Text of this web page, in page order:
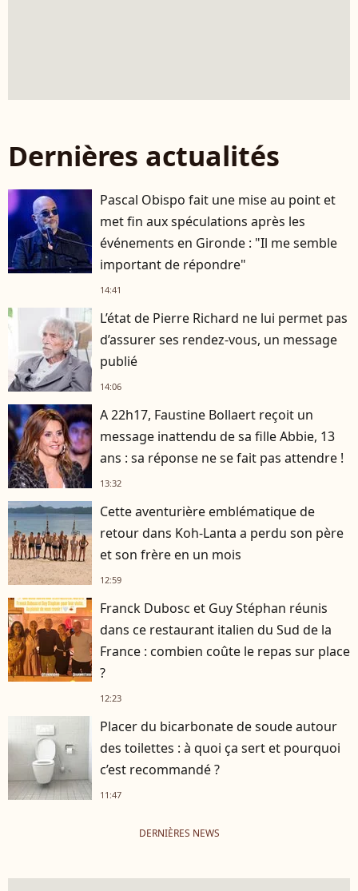
Dernières actualités
Pascal Obispo fait une mise au point et
met fin aux spéculations après les
événements en Gironde : "Il me semble
important de répondre"
14:41
L’état de Pierre Richard ne lui permet pas
d’assurer ses rendez-vous, un message
publié
14:06
A 22h17, Faustine Bollaert reçoit un
message inattendu de sa fille Abbie, 13
ans : sa réponse ne se fait pas attendre !
13:32
Cette aventurière emblématique de
retour dans Koh-Lanta a perdu son père
et son frère en un mois
12:59
Franck Dubosc et Guy Stéphan réunis
dans ce restaurant italien du Sud de la
France : combien coûte le repas sur place
?
12:23
Placer du bicarbonate de soude autour
des toilettes : à quoi ça sert et pourquoi
c’est recommandé ?
11:47
DERNIÈRES NEWS